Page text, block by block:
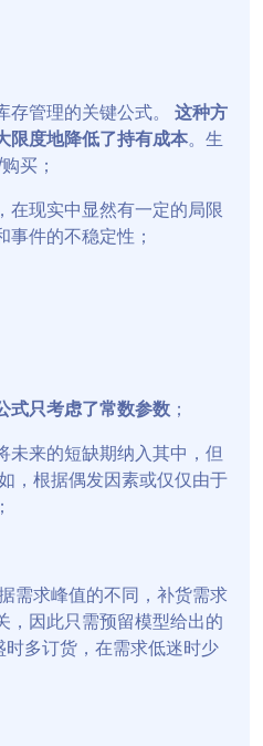
管理的关键公式。 这种方
限度地降低了持有成本。生
购买；
在现实中显然有一定的局限
件的不稳定性；
式只考虑了常数参数；
未来的短缺期纳入其中，但
，根据偶发因素或仅仅由于
需求峰值的不同，补货需求
，因此只需预留模型给出的
多订货，在需求低迷时少